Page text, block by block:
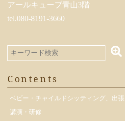
アールキューブ青山3階
tel.080-8191-3660
Contents
ベビー・チャイルドシッティング、出
講演・研修